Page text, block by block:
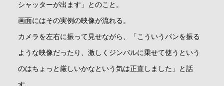
シャッターが出ます」とのこと。
画面にはその実例の映像が流れる。
カメラを左右に振って見せながら、「こういうパンを振る
ような映像だったり、激しくジンバルに乗せて使うという
のはちょっと厳しいかなという気は正直しました」と話